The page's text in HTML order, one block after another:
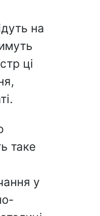
на
ці
таке
у